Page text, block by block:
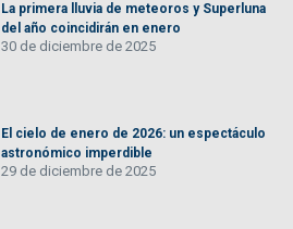
La primera lluvia de meteoros y Superluna
del año coincidirán en enero
30 de diciembre de 2025
El cielo de enero de 2026: un espectáculo
astronómico imperdible
29 de diciembre de 2025